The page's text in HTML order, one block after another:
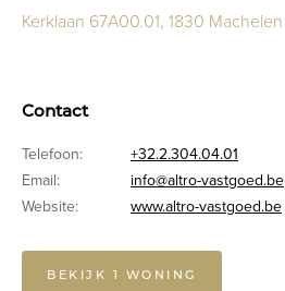
Kerklaan 67A00.01, 1830 Machelen
Contact
Telefoon:
+32.2.304.04.01
Email:
info@altro-vastgoed.be
Website:
www.altro-vastgoed.be
BEKIJK 1 WONING